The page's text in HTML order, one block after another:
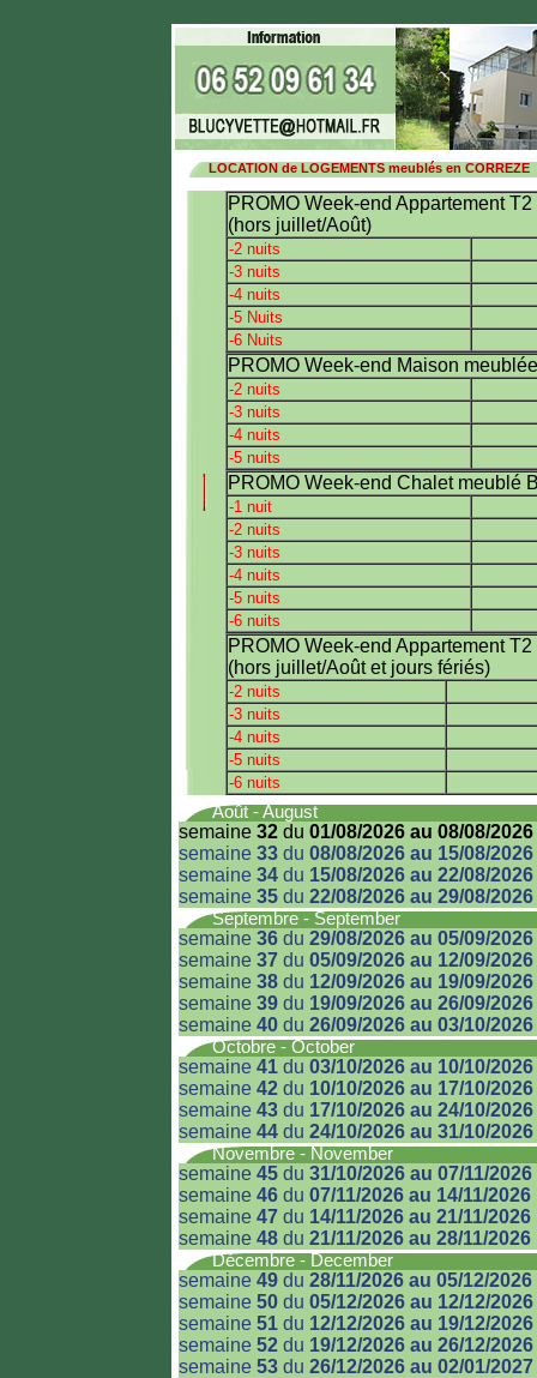
LOCATION de LOGEMENTS meublés en CORREZE
PROMO Week-end Appartement
(hors juillet/Août)
-2 nuits
-3 nuits
-4 nuits
-5 Nuits
-6 Nuits
PROMO Week-end Maison
-2 nuits
-3 nuits
-4 nuits
-5 nuits
PROMO Week-end Chalet meublé
-1 nuit
-2 nuits
-3 nuits
-4 nuits
-5 nuits
-6 nuits
PROMO Week-end Appartement
(hors juillet/Août et jours fériés)
-2 nuits
-3 nuits
-4 nuits
-5 nuits
-6 nuits
Août - August
semaine 32du 01/08/2026 au 08/08/2026
semaine 33du 08/08/2026 au 15/08/2026
semaine 34du 15/08/2026 au 22/08/2026
semaine 35du 22/08/2026 au 29/08/2026
Septembre - September
semaine 36du 29/08/2026 au 05/09/2026
semaine 37du 05/09/2026 au 12/09/2026
semaine 38du 12/09/2026 au 19/09/2026
semaine 39du 19/09/2026 au 26/09/2026
semaine 40du 26/09/2026 au 03/10/2026
Octobre - October
semaine 41du 03/10/2026 au 10/10/2026
semaine 42du 10/10/2026 au 17/10/2026
semaine 43du 17/10/2026 au 24/10/2026
semaine 44du 24/10/2026 au 31/10/2026
Novembre - November
semaine 45du 31/10/2026 au 07/11/2026
semaine 46du 07/11/2026 au 14/11/2026
semaine 47du 14/11/2026 au 21/11/2026
semaine 48du 21/11/2026 au 28/11/2026
Décembre - December
semaine 49du 28/11/2026 au 05/12/2026
semaine 50du 05/12/2026 au 12/12/2026
semaine 51du 12/12/2026 au 19/12/2026
semaine 52du 19/12/2026 au 26/12/2026
semaine 53du 26/12/2026 au 02/01/2027